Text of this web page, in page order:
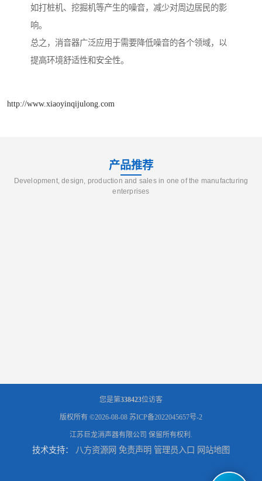
如打桩机、挖掘机等产生的噪音，减少对周边居民的影
响。
总之，消音器广泛应用于需要降低噪音的各个领域，以
提高环境舒适性和安全性。
http://www.xiaoyinqijulong.com
产品推荐
Development, design, production and sales in one of the manufacturing
enterprises
您是第338423位访客
版权所有 ©2026-08-08 苏ICP备2022045657号-2
江苏巨龙消声器有限公司 保留所有权利.
技术支持： 八方资源网 免责声明 管理员入口 网站地图